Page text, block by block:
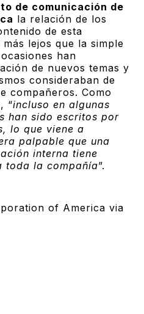
de comunicación de
la relación de los
de esta
lejos que la simple
han
de nuevos temas y
consideraban de
compañeros. Como
“incluso en algunas
han sido escritos por
lo que viene a
palpable que una
interna tiene
toda la compañía”.
of America via